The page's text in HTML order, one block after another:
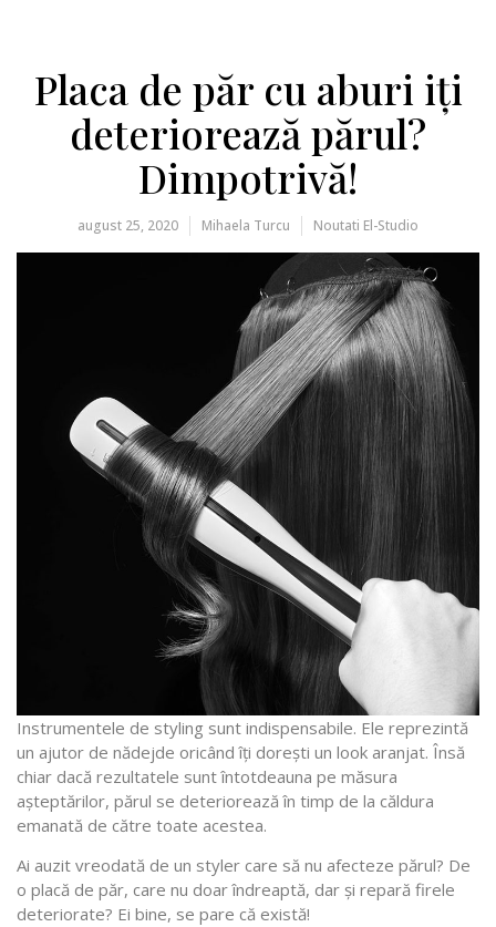
Placa de păr cu aburi iți
deteriorează părul?
Dimpotrivă!
august 25, 2020 Mihaela Turcu Noutati El-Studio
Instrumentele de styling sunt indispensabile. Ele reprezintă
un ajutor de nădejde oricând îți dorești un look aranjat. Însă
chiar dacă rezultatele sunt întotdeauna pe măsura
așteptărilor, părul se deteriorează în timp de la căldura
emanată de către toate acestea.
Ai auzit vreodată de un styler care să nu afecteze părul? De
o placă de păr, care nu doar îndreaptă, dar și repară firele
deteriorate? Ei bine, se pare că există!